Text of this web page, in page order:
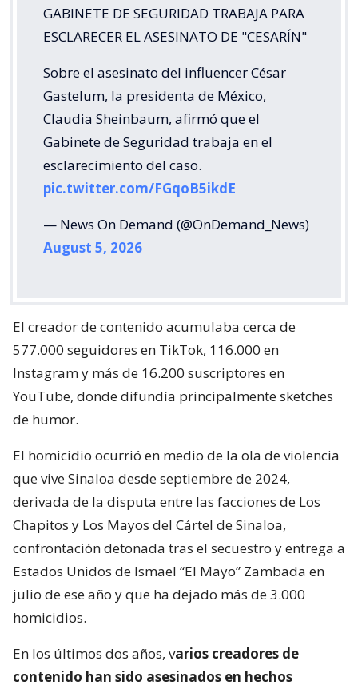
GABINETE DE SEGURIDAD TRABAJA PARA
ESCLARECER EL ASESINATO DE "CESARÍN"
Sobre el asesinato del influencer César
Gastelum, la presidenta de México,
Claudia Sheinbaum, afirmó que el
Gabinete de Seguridad trabaja en el
esclarecimiento del caso.
pic.twitter.com/FGqoB5ikdE
— News On Demand (@OnDemand_News)
August 5, 2026
El creador de contenido acumulaba cerca de
577.000 seguidores en TikTok, 116.000 en
Instagram y más de 16.200 suscriptores en
YouTube, donde difundía principalmente sketches
de humor.
El homicidio ocurrió en medio de la ola de violencia
que vive Sinaloa desde septiembre de 2024,
derivada de la disputa entre las facciones de Los
Chapitos y Los Mayos del Cártel de Sinaloa,
confrontación detonada tras el secuestro y entrega a
Estados Unidos de Ismael “El Mayo” Zambada en
julio de ese año y que ha dejado más de 3.000
homicidios.
En los últimos dos años, varios creadores de
contenido han sido asesinados en hechos